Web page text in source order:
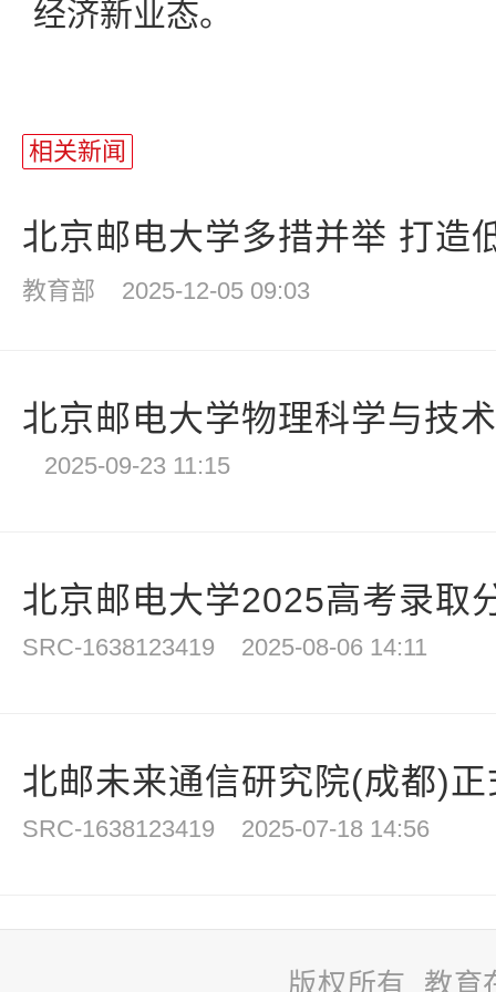
经济新业态。
相关新闻
北京邮电大学多措并举 打造
教育部 2025-12-05 09:03
北京邮电大学物理科学与技
2025-09-23 11:15
北京邮电大学2025高考录取
SRC-1638123419 2025-08-06 14:11
北邮未来通信研究院(成都)
SRC-1638123419 2025-07-18 14:56
版权所有 教育